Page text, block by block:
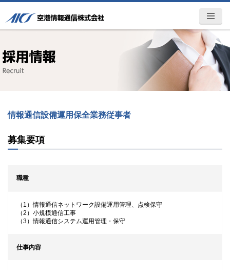
情報通信設備運用保全業務従事者
募集要項
職種
（1）情報通信ネットワーク設備運用管理、点検保守
（2）小規模通信工事
（3）情報通信システム運用管理・保守
仕事内容